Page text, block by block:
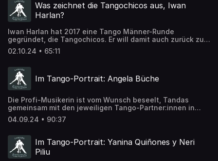
Was zeichnet die Tangochicos aus, Iwan
Harlan?
Iwan Harlan hat 2017 eine Tango Männer-Runde
gegründet, die Tangochicos. Er will damit auch zurück zu
den Tango-Wurzeln, zum Tanz unter Männern mit
Männern. Sprechen wir doch über das Thema „Mann“, das
spielen, über sich selbst lachen oder weinen.
02.10.24 • 65:11
Im Tango-Portrait: Angela Büche
Die Profi-Musikerin ist vom Wunsch beseelt, Tandas
gemeinsam mit den jeweiligen Tango-Partner:innen in
bester Verbundenheit und Musikalität umzusetzen.
04.09.24 • 90:37
Im Tango-Portrait: Yanina Quiñones y Neri
Piliu